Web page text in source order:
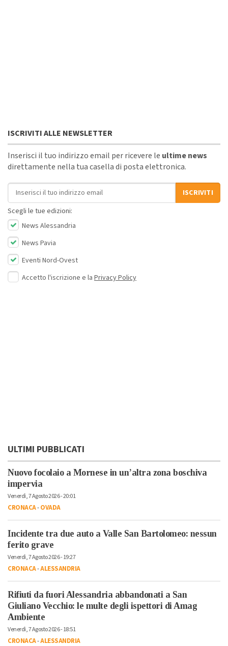
ISCRIVITI ALLE NEWSLETTER
Inserisci il tuo indirizzo email per ricevere le ultime news
direttamente nella tua casella di posta elettronica.
Indirizzo email
ISCRIVITI
Scegli le tue edizioni:
News Alessandria
News Pavia
Eventi Nord-Ovest
Accetto l'iscrizione e la Privacy Policy
ULTIMI PUBBLICATI
Nuovo focolaio a Mornese in un’altra zona boschiva
impervia
Venerdì, 7 Agosto 2026 - 20:01
CRONACA-OVADA
Incidente tra due auto a Valle San Bartolomeo: nessun
ferito grave
Venerdì, 7 Agosto 2026 - 19:27
CRONACA-ALESSANDRIA
Rifiuti da fuori Alessandria abbandonati a San
Giuliano Vecchio: le multe degli ispettori di Amag
Ambiente
Venerdì, 7 Agosto 2026 - 18:51
CRONACA-ALESSANDRIA